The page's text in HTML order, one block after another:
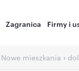
Zagranica Firmy i
Nowe mieszkania ›